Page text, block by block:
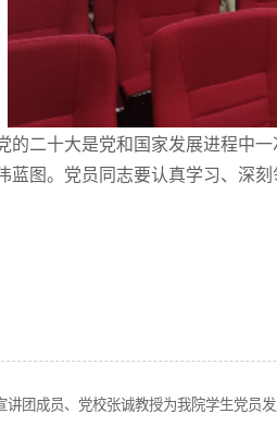
的二十大是党和国家发展进程中
蓝图。党员同志要认真学习、深
讲团成员、党校张诚教授为我院学生党员